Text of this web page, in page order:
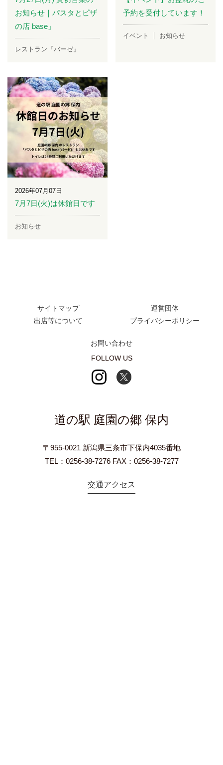
お知らせ｜パスタとピザ
の店 base」
レストラン『バーゼ』
予約を受付しています！
イベント お知らせ
2026年07月07日
7月7日(火)は休館日です
お知らせ
サイトマップ
運営団体
出店等について
プライバシーポリシー
お問い合わせ
FOLLOW US
道の駅 庭園の郷 保内
〒955-0021 新潟県三条市下保内4035番地
TEL：0256-38-7276 FAX：0256-38-7277
交通アクセス